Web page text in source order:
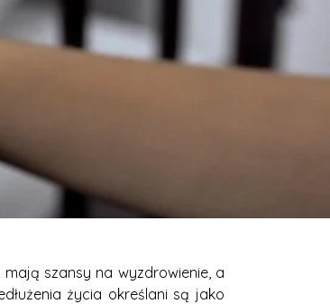
szansy na wyzdrowienie, a
życia określani są jako